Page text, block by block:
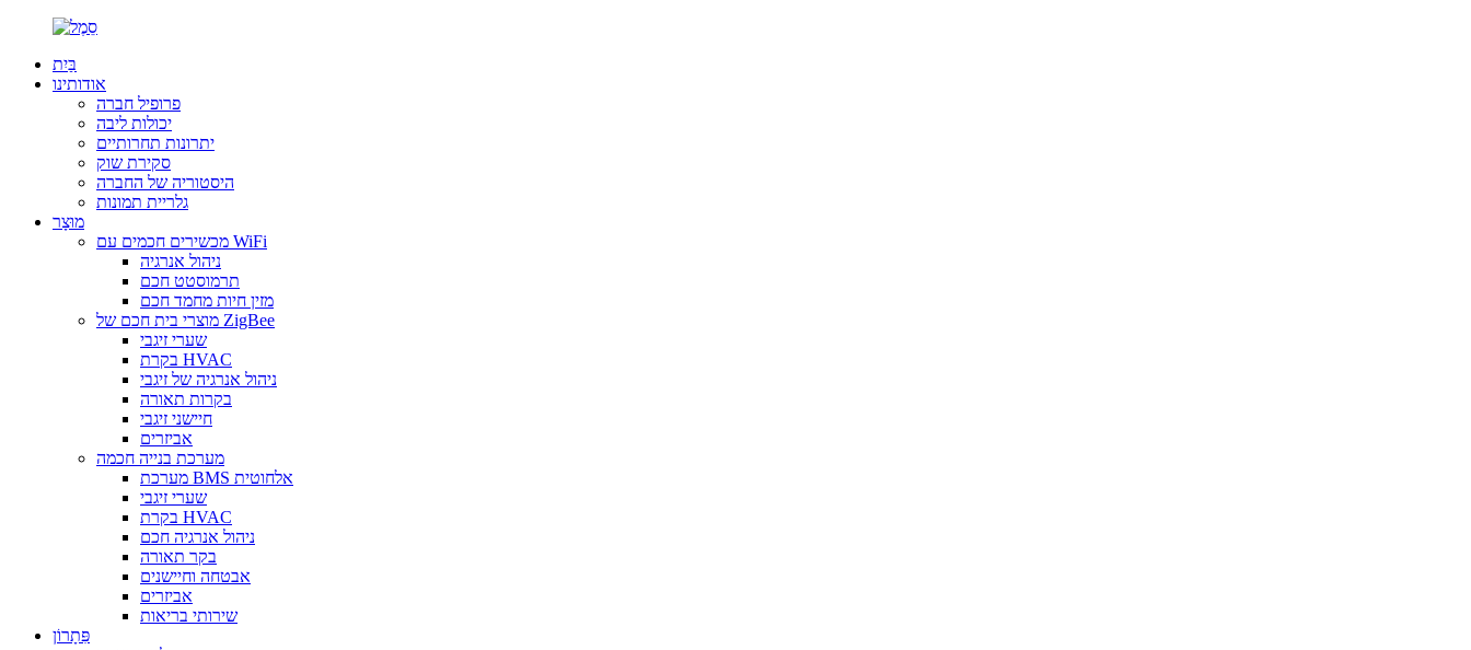
בַּיִת
אודותינו
פרופיל חברה
יכולות ליבה
יתרונות תחרותיים
סקירת שוק
היסטוריה של החברה
גלריית תמונות
מוּצָר
מכשירים חכמים עם WiFi
ניהול אנרגיה
תרמוסטט חכם
מזין חיות מחמד חכם
מוצרי בית חכם של ZigBee
שערי זיגבי
בקרת HVAC
ניהול אנרגיה של זיגבי
בקרות תאורה
חיישני זיגבי
אביזרים
מערכת בנייה חכמה
מערכת BMS אלחוטית
שערי זיגבי
בקרת HVAC
ניהול אנרגיה חכם
בקר תאורה
אבטחה וחיישנים
אביזרים
שירותי בריאות
פִּתָרוֹן